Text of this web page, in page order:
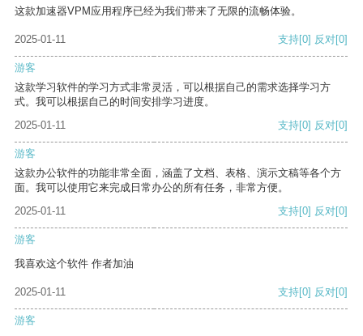
这款加速器VPM应用程序已经为我们带来了无限的流畅体验。
2025-01-11 支持[0] 反对[0]
游客
这款学习软件的学习方式非常灵活，可以根据自己的需求选择学习方
式。我可以根据自己的时间安排学习进度。
2025-01-11
支持[0] 反对[0]
游客
这款办公软件的功能非常全面，涵盖了文档、表格、演示文稿等各个方
面。我可以使用它来完成日常办公的所有任务，非常方便。
2025-01-11
支持[0] 反对[0]
游客
我喜欢这个软件 作者加油
2025-01-11 支持[0] 反对[0]
游客